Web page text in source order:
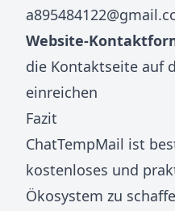
Website-
die Kontaktseite auf
einreichen
Fazit
ChatTempMail ist
kostenloses und
Ökosystem zu